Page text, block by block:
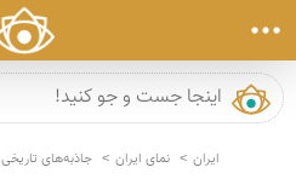
ایران نمای ایران جاذبه‌های تاریخی